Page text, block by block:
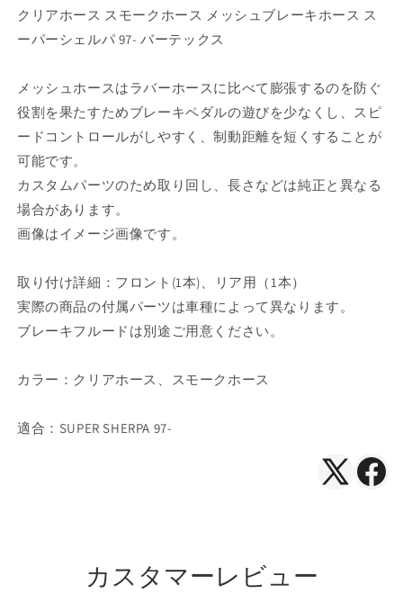
ー
キ
ス
の
数
量
を
減
ら
ー
キ
ス
の
数
を
や
クリアホース スモークホース メッシュブレーキホース ス
ーパーシェルパ 97- バーテックス
メッシュホースはラバーホースに比べて膨張するのを防ぐ
役割を果たすためブレーキペダルの遊びを少なくし、スピ
ードコントロールがしやすく、制動距離を短くすることが
可能です。
カスタムパーツのため取り回し、長さなどは純正と異なる
場合があります。
画像はイメージ画像です。
取り付け詳細：フロント(1本)、リア用（1本）
実際の商品の付属パーツは車種によって異なります。
ブレーキフルードは別途ご用意ください。
カラー：クリアホース、スモークホース
適合：SUPER SHERPA 97-
X（Twitter
カスタマーレビュー